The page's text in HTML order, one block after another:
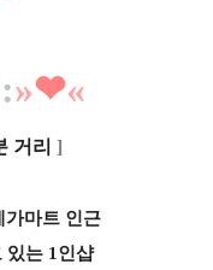
:»❤︎«
거리 ]
가마트 인근
있는 1인샵